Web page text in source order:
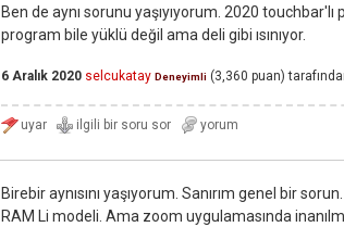
Ben de aynı sorunu yaşıyıyorum. 2020
program bile yüklü değil ama deli gibi ısınıyor.
6 Aralık 2020 selcukatay Deneyimli (3,360 puan)
Birebir aynısını yaşıyorum. Sanırım genel bir
RAM Li modeli. Ama zoom uygulamasında